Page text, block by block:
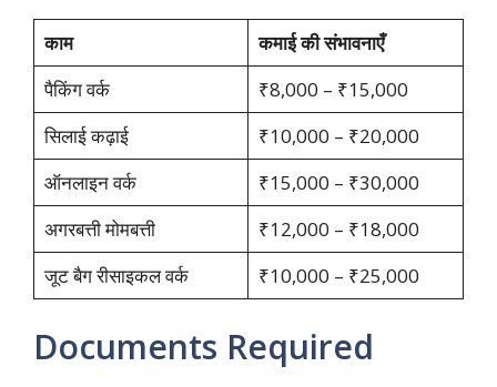
काम
कमाई की संभावनाएँ
पैकिंग वर्क
₹8,000 – ₹15,000
सिलाई कढ़ाई
₹10,000 – ₹20,000
ऑनलाइन वर्क
₹15,000 – ₹30,000
अगरबत्ती मोमबत्ती
₹12,000 – ₹18,000
जूट बैग रीसाइकल वर्क
₹10,000 – ₹25,000
Documents Required